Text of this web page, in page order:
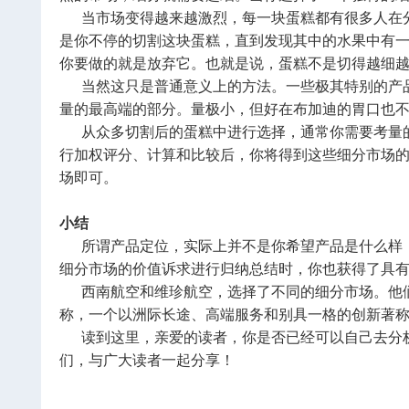
当市场变得越来越激烈，每一块蛋糕都有很多人在
是你不停的切割这块蛋糕，直到发现其中的水果中有
你要做的就是放弃它。也就是说，蛋糕不是切得越细
当然这只是普通意义上的方法。一些极其特别的产
量的最高端的部分。量极小，但好在布加迪的胃口也
从众多切割后的蛋糕中进行选择，通常你需要考量
行加权评分、计算和比较后，你将得到这些细分市场
场即可。
小结
所谓产品定位，实际上并不是你希望产品是什么样
细分市场的价值诉求进行归纳总结时，你也获得了具
西南航空和维珍航空，选择了不同的细分市场。他
称，一个以洲际长途、高端服务和别具一格的创新著
读到这里，亲爱的读者，你是否已经可以自己去分
们，与广大读者一起分享！